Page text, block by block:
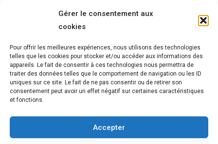
Gérer le consentement aux
cookies
Pour offrir les meilleures expériences, nous utilisons des technologies
telles que les cookies pour stocker et/ou accéder aux informations des
appareils. Le fait de consentir à ces technologies nous permettra de
traiter des données telles que le comportement de navigation ou les ID
uniques sur ce site. Le fait de ne pas consentir ou de retirer son
consentement peut avoir un effet négatif sur certaines caractéristiques
et fonctions.
Accepter